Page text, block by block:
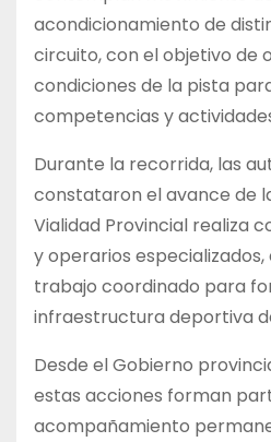
acondicionamiento de
circuito, con el objetivo de
condiciones de la pista
competencias y
Durante la recorrida, las
constataron el avance de
Vialidad Provincial realiza
y operarios
trabajo coordinado para
infraestructura deportiva
Desde el Gobierno
estas acciones forman
acompañamiento